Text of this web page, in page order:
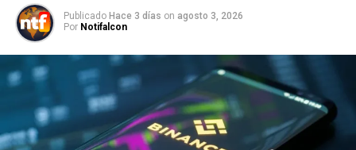
Publicado Hace 3 días on agosto 3, 2026
Por Notifalcon